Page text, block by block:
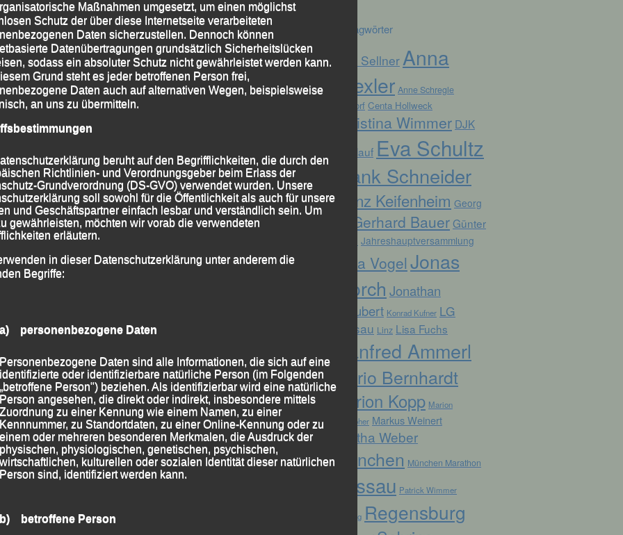
und bewirteten „Zirkus-Zelt“ Unterschlupf finden.
Schlagwörter
Alex Sellner Anna
Drexler Anne Schregle
Arnstorf Centa Hollweck
Christina Wimmer DJK
Domlauf Eva Schultz
Frank Schneider
Franz Keifenheim Georg
Gerhard Bauer Günter
Jahreshauptversammlung
Jana Vogel Jonas
Storch Jonathan
Schubert Konrad Kufner LG
Passau Linz Lisa Fuchs
Manfred Ammerl
Mario Bernhardt
Marion Kopp Marion
Krautloher Markus Weinert
Martha Weber
München München Marathon
Passau Patrick Wimmer
Pocking Regensburg
Maßnahmen umgesetzt, um einen möglichst
Schutz der über diese Internetseite verarbeiteten
Daten sicherzustellen. Dennoch können
Datenübertragungen grundsätzlich Sicherheitslücken
sodass ein absoluter Schutz nicht gewährleistet werden kann.
Grund steht es jeder betroffenen Person frei,
Daten auch auf alternativen Wegen, beispielsweise
an uns zu übermitteln.
beruht auf den Begrifflichkeiten, die durch den
Richtlinien- und Verordnungsgeber beim Erlass der
Grundverordnung (DS-GVO) verwendet wurden. Unsere
soll sowohl für die Öffentlichkeit als auch für unsere
und Geschäftspartner einfach lesbar und verständlich sein. Um
gewährleisten, möchten wir vorab die verwendeten
erläutern.
in dieser Datenschutzerklärung unter anderem die
Begriffe:
a) personenbezogene Daten
Personenbezogene Daten sind alle Informationen, die sich auf eine
identifizierte oder identifizierbare natürliche Person (im Folgenden
„betroffene Person") beziehen. Als identifizierbar wird eine natürliche
Person angesehen, die direkt oder indirekt, insbesondere mittels
Zuordnung zu einer Kennung wie einem Namen, zu einer
Kennnummer, zu Standortdaten, zu einer Online-Kennung oder zu
einem oder mehreren besonderen Merkmalen, die Ausdruck der
physischen, physiologischen, genetischen, psychischen,
wirtschaftlichen, kulturellen oder sozialen Identität dieser natürlichen
Person sind, identifiziert werden kann.
b) betroffene Person